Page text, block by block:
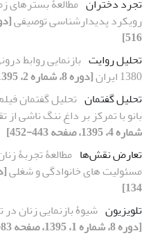
رویکرد پدیدارشناسی توصیفی
516]
تحلیل روایت بازنمایی روابط
1380 ایران
[دوره 8، شماره 2، 1395، صفحه 171-192]
تحلیل گفتمان تحلیل گفتمان
بانو با تمرکز بر داغ ننگ ناشی
شماره 4، 1395، صفحه 443-452]
تعارض نقش‌ها مطالعۀ تجربۀ
مسئولیت های خانوادگی و شغلی
134]
تلویزیون شیوۀ بازنمایی زنان در
[دوره 8، شماره 1، 1395، صفحه 83-99]